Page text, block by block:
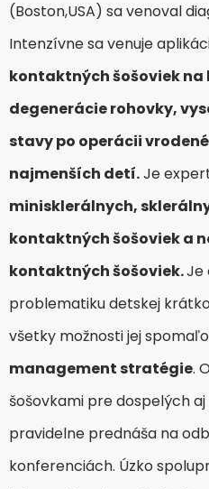
(Boston,USA) sa venoval
Intenzívne sa venuje
kontaktných šošoviek
degenerácie rohovky,
stavy po operácii
najmenších detí.Je
minisklerálnych,
kontaktných šošoviek a
kontaktných šošoviek.Je
problematiku detskej
všetky možnosti jej
management stratégie.
šošovkami pre dospelých
pravidelne prednáša na
konferenciách. Úzko